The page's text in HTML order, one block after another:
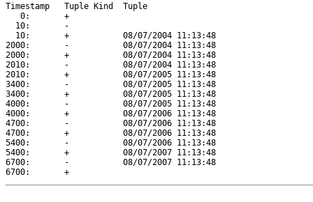
Timestamp   Tuple Kind  Tuple
   0:       +
  10:       -
  10:       +           08/07/2004 11:13:48
2000:       -           08/07/2004 11:13:48
2000:       +           08/07/2004 11:13:48
2010:       -           08/07/2004 11:13:48
2010:       +           08/07/2005 11:13:48
3400:       -           08/07/2005 11:13:48
3400:       +           08/07/2005 11:13:48
4000:       -           08/07/2005 11:13:48
4000:       +           08/07/2006 11:13:48
4700:       -           08/07/2006 11:13:48
4700:       +           08/07/2006 11:13:48
5400:       -           08/07/2006 11:13:48
5400:       +           08/07/2007 11:13:48
6700:       -           08/07/2007 11:13:48